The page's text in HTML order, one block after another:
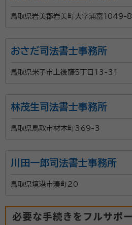
鳥取県岩美郡岩美町大字浦富1049-8
おさだ司法書士事務所
鳥取県米子市上後藤5丁目13-31
林茂生司法書士事務所
鳥取県鳥取市材木町369-3
川田一郎司法書士事務所
鳥取県境港市湊町20